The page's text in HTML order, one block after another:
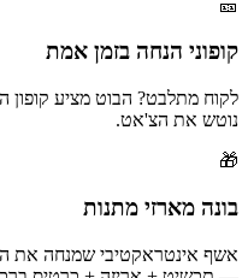
🎫
קופוני הנחה בזמן אמת
לקוח מתלבט? הבוט מציע קופון
נוטש את הצ'אט.
🎁
בונה מארזי מתנות
אשף אינטראקטיבי שמנחה את